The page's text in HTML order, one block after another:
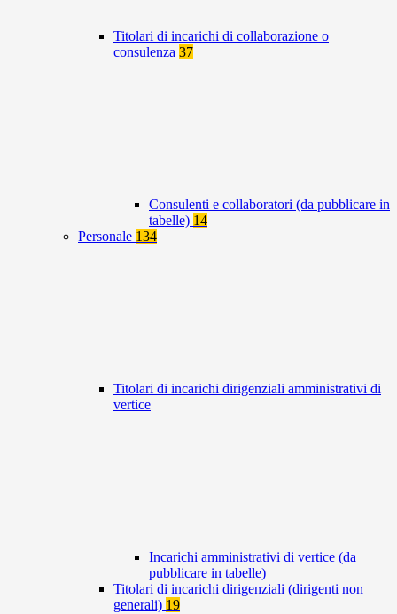
Titolari di incarichi di collaborazione o
consulenza 37
Consulenti e collaboratori (da pubblicare in
tabelle) 14
Personale 134
Titolari di incarichi dirigenziali amministrativi di
vertice
Incarichi amministrativi di vertice (da
pubblicare in tabelle)
Titolari di incarichi dirigenziali (dirigenti non
generali) 19